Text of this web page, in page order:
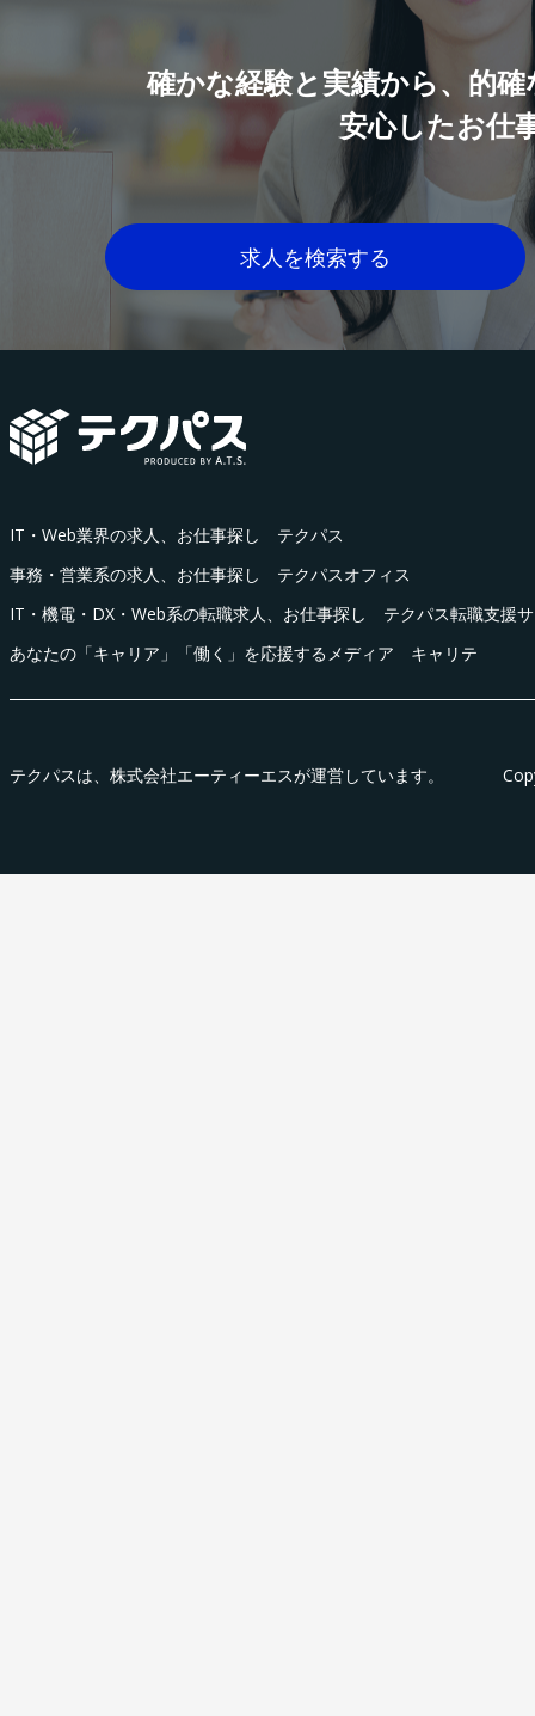
確かな経験と実績から、的
安心したお仕
求人を検索する
IT・Web業界の求人、お仕事探し テクパス
事務・営業系の求人、お仕事探し テクパスオフィス
IT・機電・DX・Web系の転職求人、お仕事探し テクパス転職支援
あなたの「キャリア」「働く」を応援するメディア キャリテ
テクパスは、株式会社エーティーエスが運営しています。